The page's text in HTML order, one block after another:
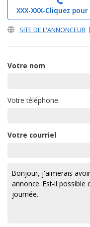
XXX-XXX-Cliquez
SITE DE L'ANNONCEUR
Votre nom
Votre téléphone
Votre courriel